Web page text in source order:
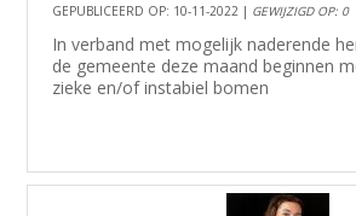
GEPUBLICEERD OP: 10-11-2022 | GEWIJZIGD OP: 0
In verband met mogelijk naderende
de gemeente deze maand beginnen
zieke en/of instabiel bomen